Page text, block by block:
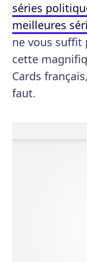
séries
meilleures
ne vous suffit
cette
Cards
faut.